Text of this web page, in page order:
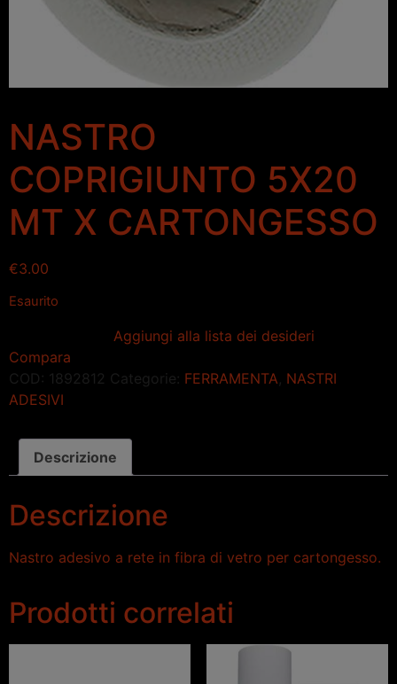
NASTRO
COPRIGIUNTO 5X20
MT X CARTONGESSO
€3.00
Esaurito
Aggiungi alla lista dei desideri
Compara
COD: 1892812 Categorie: FERRAMENTA NASTRI
ADESIVI
Descrizione
Descrizione
Nastro adesivo a rete in fibra di vetro per cartongesso.
Prodotti correlati